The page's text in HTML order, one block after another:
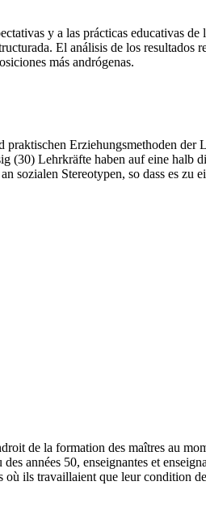
y a las prácticas educativas
El análisis de los
más andrógenas.
Erziehungsmethoden der
(30) Lehrkräfte haben auf eine halb
sozialen Stereotypen, so dass es zu
de la formation des maîtres au
années 50, enseignantes et
ils travaillaient que leur condition